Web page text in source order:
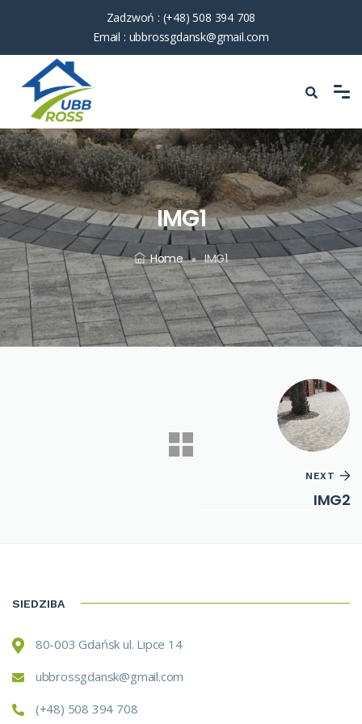
Zadzwoń : (+48) 508 394 708
Email : ubbrossgdansk@gmail.com
IMG1
Home IMG1
NEXT
IMG2
SIEDZIBA
80-003 Gdańsk ul. Lipce 14
ubbrossgdansk@gmail.com
(+48) 508 394 708